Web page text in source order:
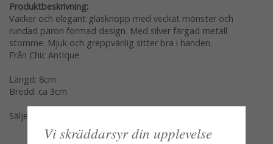
Produktbeskrivning:
Vacker och elegant glasknopp med veckat mönster och
rundad päron formad design. Med silver färgad metall
stomme. Mjuk och greppvänlig sitter bra i handen.
Från Chic Antique
Längd: 8cm
Bredd: ca 3cm
Säljes per styck en och en
Vi skräddarsyr din upplevelse